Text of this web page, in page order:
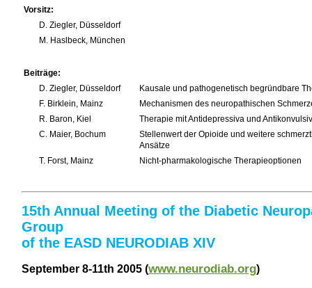
Vorsitz:
D. Ziegler, Düsseldorf
M. Haslbeck, München
Beiträge:
D. Ziegler, Düsseldorf
Kausale und pathogenetisch begründbare
F. Birklein, Mainz
Mechanismen des neuropathischen
R. Baron, Kiel
Therapie mit Antidepressiva und
C. Maier, Bochum
Stellenwert der Opioide und weitere
Ansätze
T. Forst, Mainz
Nicht-pharmakologische Therapieoptionen
15th Annual Meeting of the Diabetic
Group
of the EASD NEURODIAB XIV
September 8-11th 2005 (www.neurodiab.org)